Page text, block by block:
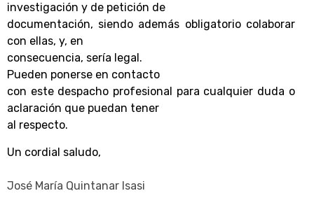
investigación y de petición de
documentación, siendo además obligatorio colaborar
con ellas, y, en
consecuencia, sería legal.
Pueden ponerse en contacto
con este despacho profesional para cualquier duda o
aclaración que puedan tener
al respecto.
Un cordial saludo,
José María Quintanar Isasi